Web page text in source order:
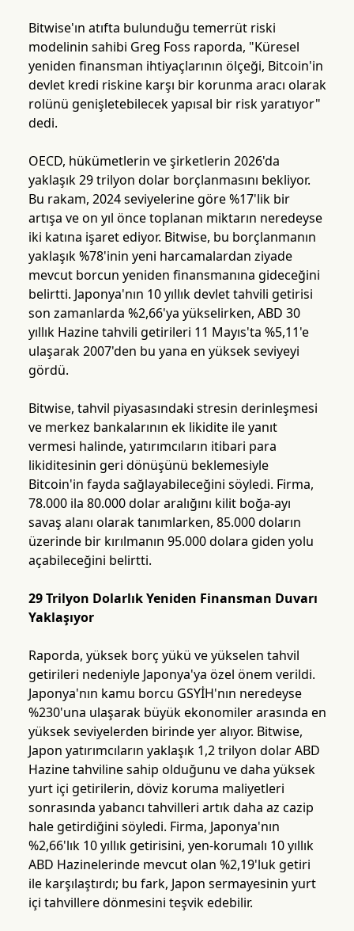
Bitwise'ın atıfta bulunduğu temerrüt riski
modelinin sahibi Greg Foss raporda, "Küresel
yeniden finansman ihtiyaçlarının ölçeği, Bitcoin'in
devlet kredi riskine karşı bir korunma aracı olarak
rolünü genişletebilecek yapısal bir risk yaratıyor"
dedi.
OECD, hükümetlerin ve şirketlerin 2026'da
yaklaşık 29 trilyon dolar borçlanmasını bekliyor.
Bu rakam, 2024 seviyelerine göre %17'lik bir
artışa ve on yıl önce toplanan miktarın neredeyse
iki katına işaret ediyor. Bitwise, bu borçlanmanın
yaklaşık %78'inin yeni harcamalardan ziyade
mevcut borcun yeniden finansmanına gideceğini
belirtti. Japonya'nın 10 yıllık devlet tahvili getirisi
son zamanlarda %2,66'ya yükselirken, ABD 30
yıllık Hazine tahvili getirileri 11 Mayıs'ta %5,11'e
ulaşarak 2007'den bu yana en yüksek seviyeyi
gördü.
Bitwise, tahvil piyasasındaki stresin derinleşmesi
ve merkez bankalarının ek likidite ile yanıt
vermesi halinde, yatırımcıların itibari para
likiditesinin geri dönüşünü beklemesiyle
Bitcoin'in fayda sağlayabileceğini söyledi. Firma,
78.000 ila 80.000 dolar aralığını kilit boğa-ayı
savaş alanı olarak tanımlarken, 85.000 doların
üzerinde bir kırılmanın 95.000 dolara giden yolu
açabileceğini belirtti.
29 Trilyon Dolarlık Yeniden Finansman Duvarı
Yaklaşıyor
Raporda, yüksek borç yükü ve yükselen tahvil
getirileri nedeniyle Japonya'ya özel önem verildi.
Japonya'nın kamu borcu GSYİH'nın neredeyse
%230'una ulaşarak büyük ekonomiler arasında en
yüksek seviyelerden birinde yer alıyor. Bitwise,
Japon yatırımcıların yaklaşık 1,2 trilyon dolar ABD
Hazine tahviline sahip olduğunu ve daha yüksek
yurt içi getirilerin, döviz koruma maliyetleri
sonrasında yabancı tahvilleri artık daha az cazip
hale getirdiğini söyledi. Firma, Japonya'nın
%2,66'lık 10 yıllık getirisini, yen-korumalı 10 yıllık
ABD Hazinelerinde mevcut olan %2,19'luk getiri
ile karşılaştırdı; bu fark, Japon sermayesinin yurt
içi tahvillere dönmesini teşvik edebilir.